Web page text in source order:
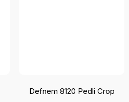
Defnem 8120 Pedli Crop